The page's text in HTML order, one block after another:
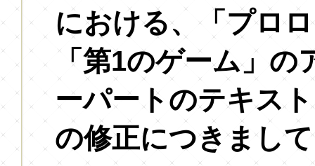
における、「プロ
「第1のゲーム」の
ーパートのテキス
の修正につきまして